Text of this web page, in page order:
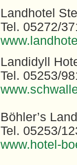
Landhotel
Tel. 05272/
Landidyll
Tel. 05253/
Böhler’s
Tel. 05253/
www.hotel-